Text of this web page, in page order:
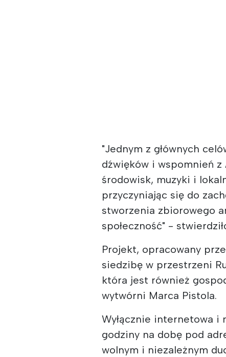
"Jednym z głównych
dźwięków i wspomnień
środowisk, muzyki i
przyczyniając się do
stworzenia zbiorowego
społeczność" -
Projekt, opracowany
siedzibę w przestrzeni
która jest również
wytwórni Marca Pistola.
Wyłącznie internetowa i
godziny na dobę pod
wolnym i niezależnym